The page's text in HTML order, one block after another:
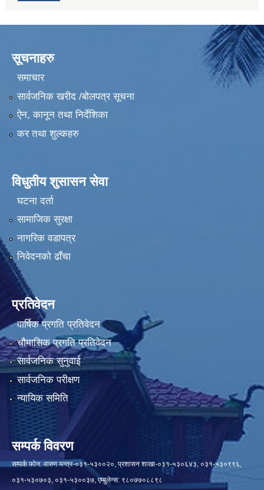
सूचनाहरु
समाचार
सार्वजनिक खरीद /बोलपत्र सूचना
ऐन, कानून तथा निर्देशिका
कर तथा शुल्कहरु
विधुतीय शुसासन सेवा
घटना दर्ता
सामाजिक सुरक्षा
नागरिक वडापत्र
निवेदनको ढाँचा
प्रतिवेदन
वार्षिक प्रगति प्रतिवेदन
चौमासिक प्रगति प्रतिवेदन
सार्वजनिक सुनुवाई
सार्वजनिक परीक्षण
न्यायिक समिति
सम्पर्क विवरण
सम्पर्क फोन: वारुण यन्त्र-०३१-५३००२०, प्रशासन शाखा-०३१-५३०६४३, ०३१-५३०९९६,
०३१-५३०७०३, ०३१-५३००३७, एम्बुलेन्स: ९८०७७०८८९८